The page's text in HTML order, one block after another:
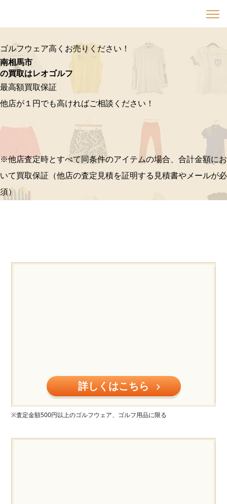
ゴルフウェア高くお売りください！
南相馬市
の買取はレオゴルフ
最高額買取保証
他店が１円でも高ければご相談ください！
※他店査定時とすべて同条件のアイテムの場合、合計金額にお
いて買取保証（他店の査定見積を証明する見積書やメールが必
須）
詳しくはこちら
※査定金額500円以上のゴルフウェア、ゴルフ用品に限る